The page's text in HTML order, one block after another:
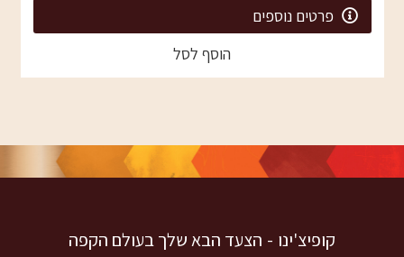
פרטים נוספים
הוסף לסל
קופיצ'ינו
הצעד הבא שלך בעולם הקפה